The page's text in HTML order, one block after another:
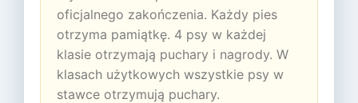
oficjalnego zakończenia. Każdy pies
otrzyma pamiątkę. 4 psy w każdej
klasie otrzymają puchary i nagrody. W
klasach użytkowych wszystkie psy w
stawce otrzymują puchary.